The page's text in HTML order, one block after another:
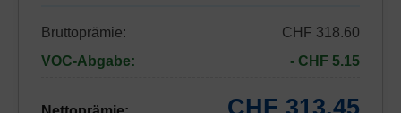
Bruttoprämie:
CHF 318.60
VOC-Abgabe:
- CHF 5.15
CHF 313.45